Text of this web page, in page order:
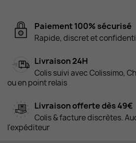
Paiement 100% sécurisé
Rapide, discret et
Livraison 24H
Colis suivi avec Colissimo,
ou en point relais
Livraison offerte dès 49€
Colis & facture discrètes.
l'expéditeur